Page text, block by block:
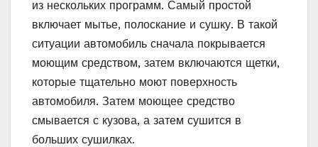
из нескольких программ. Самый простой
включает мытье, полоскание и сушку. В такой
ситуации автомобиль сначала покрывается
моющим средством, затем включаются щетки,
которые тщательно моют поверхность
автомобиля. Затем моющее средство
смывается с кузова, а затем сушится в
больших сушилках.